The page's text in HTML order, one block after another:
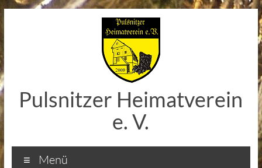
Pulsnitzer Heimatverein
e. V.
Menü